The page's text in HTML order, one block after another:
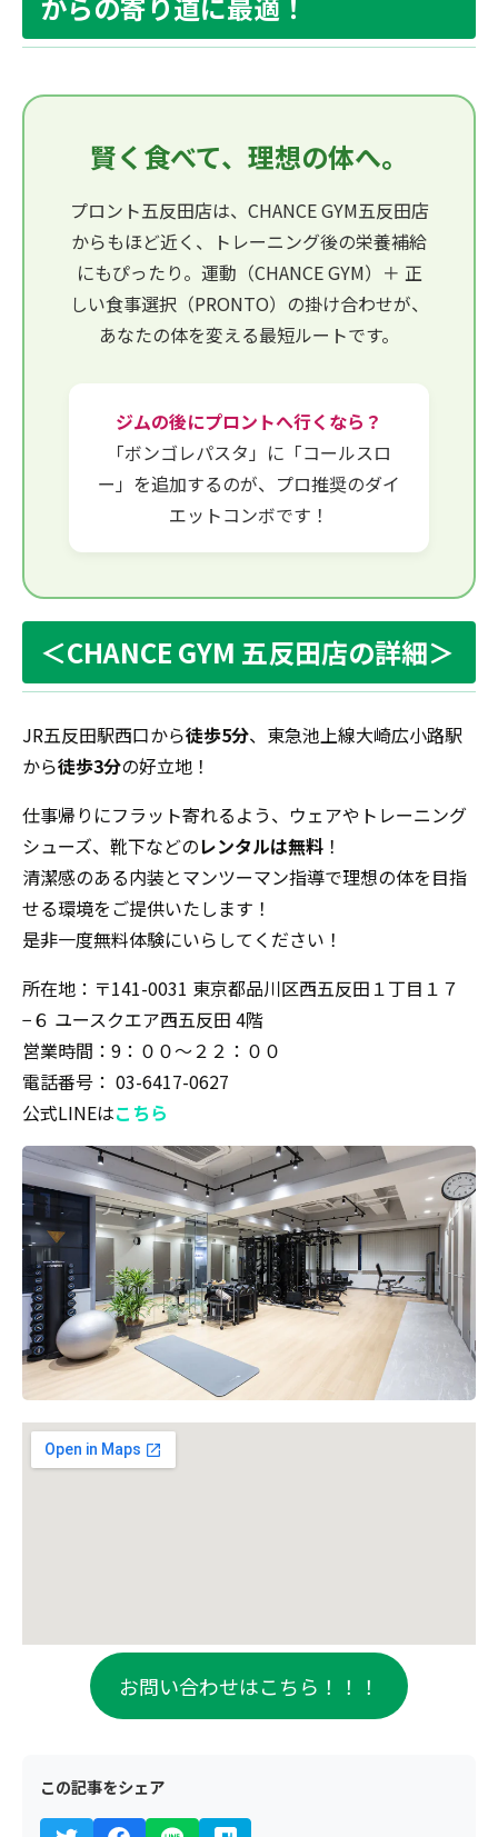
賢く食べて、理想の体へ。
プロント五反田店は、CHANCE GYM五反田店
からもほど近く、トレーニング後の栄養補給
にもぴったり。運動（CHANCE GYM）＋ 正
しい食事選択（PRONTO）の掛け合わせが、
あなたの体を変える最短ルートです。
ジムの後にプロントへ行くなら？
「ボンゴレパスタ」に「コールスロ
ー」を追加するのが、プロ推奨のダイ
エットコンボです！
＜CHANCE GYM 五反田店の詳細＞
JR五反田駅西口から徒歩5分、東急池上線大崎広小路駅
から徒歩3分の好立地！
仕事帰りにフラット寄れるよう、ウェアやトレーニング
シューズ、靴下などのレンタルは無料 ！
清潔感のある内装とマンツーマン指導で理想の体を目指
せる環境をご提供いたします！
是非一度無料体験にいらしてください！
所在地：〒141-0031 東京都品川区西五反田１丁目１７
−６ ユースクエア西五反田 4階
営業時間：9：００〜２２：００
電話番号： 03-6417-0627
公式LINEはこちら
お問い合わせはこちら！！！
この記事をシェア